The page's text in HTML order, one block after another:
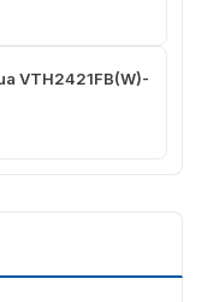
VTH2421FB(W)-